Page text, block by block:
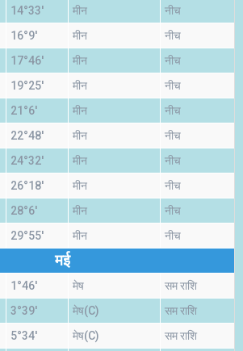
14°33' मीन नीच
16°9' मीन नीच
17°46' मीन नीच
19°25' मीन नीच
21°6' मीन नीच
22°48' मीन नीच
24°32' मीन नीच
26°18' मीन नीच
28°6' मीन नीच
29°55' मीन नीच
मई
1°46' मेष सम राशि
3°39' मेष(C) सम राशि
5°34' मेष(C) सम राशि